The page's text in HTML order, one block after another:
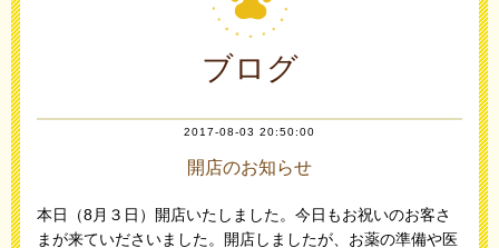
ブログ
2017-08-03 20:50:00
開店のお知らせ
本日（8月３日）開店いたしました。今日もお祝いのお客さ
まが来ていださいました。開店しましたが、お薬の準備や医